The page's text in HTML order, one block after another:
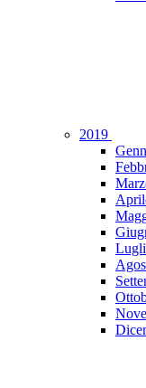
2019